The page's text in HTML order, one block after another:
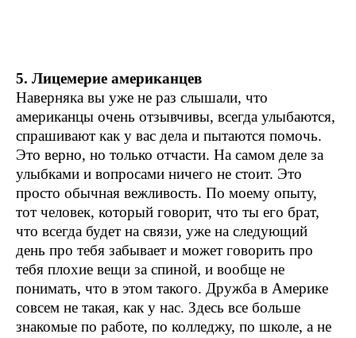
5. Лицемерие американцев
Наверняка вы уже не раз слышали, что
американцы очень отзывчивы, всегда улыбаются,
спрашивают как у вас дела и пытаются помочь.
Это верно, но только отчасти. На самом деле за
улыбками и вопросами ничего не стоит. Это
просто обычная вежливость. По моему опыту,
тот человек, который говорит, что ты его брат,
что всегда будет на связи, уже на следующий
день про тебя забывает и может говорить про
тебя плохие вещи за спиной, и вообще не
понимать, что в этом такого. Дружба в Америке
совсем не такая, как у нас. Здесь все больше
знакомые по работе, по колледжу, по школе, а не